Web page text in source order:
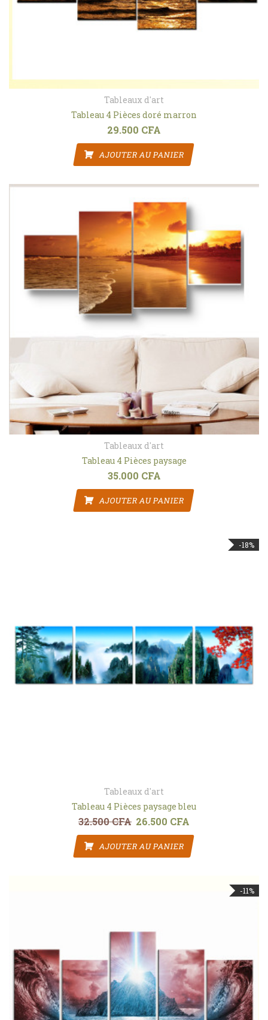
Tableaux d'art
Tableau 4 Pièces doré marron
29.500 CFA
AJOUTER AU PANIER
Tableaux d'art
Tableau 4 Pièces paysage
35.000 CFA
AJOUTER AU PANIER
-18%
Tableaux d'art
Tableau 4 Pièces paysage bleu
32.500CFA Le prix initial était : 32.500 CFA.
26.500 CFA
AJOUTER AU PANIER
-11%